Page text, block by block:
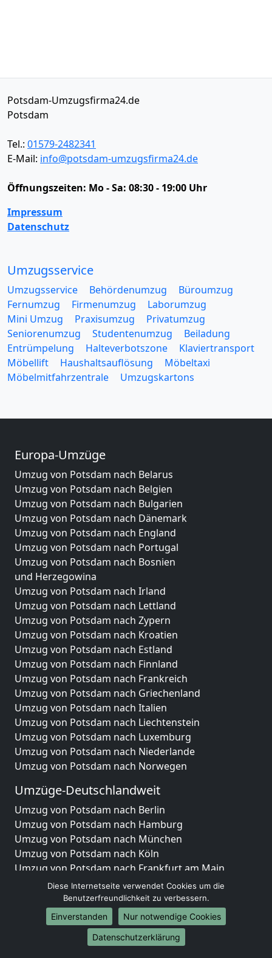
Potsdam-Umzugsfirma24.de
Potsdam
Tel.: 01579-2482341
E-Mail: info@potsdam-umzugsfirma24.de
Öffnungszeiten: Mo - Sa: 08:30 - 19:00 Uhr
Impressum
Datenschutz
Umzugsservice
Umzugsservice Behördenumzug
Büroumzug
Fernumzug
Firmenumzug
Laborumzug
Mini Umzug
Praxisumzug
Privatumzug
Seniorenumzug
Studentenumzug
Beiladung
Entrümpelung
Halteverbotszone
Klaviertransport
Möbellift
Haushaltsauflösung
Möbeltaxi
Möbelmitfahrzentrale
Umzugskartons
Europa-Umzüge
Umzug von Potsdam nach Belarus
Umzug von Potsdam nach Belgien
Umzug von Potsdam nach Bulgarien
Umzug von Potsdam nach Dänemark
Umzug von Potsdam nach England
Umzug von Potsdam nach Portugal
Umzug von Potsdam nach Bosnien
und Herzegowina
Umzug von Potsdam nach Irland
Umzug von Potsdam nach Lettland
Umzug von Potsdam nach Zypern
Umzug von Potsdam nach Kroatien
Umzug von Potsdam nach Estland
Umzug von Potsdam nach Finnland
Umzug von Potsdam nach Frankreich
Umzug von Potsdam nach Griechenland
Umzug von Potsdam nach Italien
Umzug von Potsdam nach Liechtenstein
Umzug von Potsdam nach Luxemburg
Umzug von Potsdam nach Niederlande
Umzug von Potsdam nach Norwegen
Umzüge-Deutschlandweit
Umzug von Potsdam nach Berlin
Umzug von Potsdam nach Hamburg
Umzug von Potsdam nach München
Umzug von Potsdam nach Köln
Umzug von Potsdam nach Frankfurt am Main
Umzug von Potsdam nach Stuttgart
Umzug von Potsdam nach Düsseldorf
Umzug von Potsdam nach Leipzig
Umzug von Potsdam nach Dortmund
Umzug von Potsdam nach Essen
Diese Internetseite verwendet Cookies um die
Benutzerfreundlichkeit zu verbessern.
Einverstanden
Nur notwendige Cookies
Datenschutzerklärung